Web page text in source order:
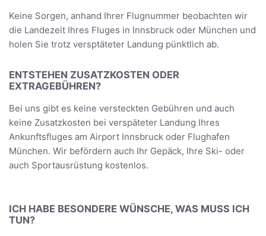
Keine Sorgen, anhand Ihrer Flugnummer beobachten wir
die Landezeit Ihres Fluges in Innsbruck oder München und
holen Sie trotz versptäteter Landung pünktlich ab.
ENTSTEHEN ZUSATZKOSTEN ODER
EXTRAGEBÜHREN?
Bei uns gibt es keine versteckten Gebühren und auch
keine Zusatzkosten bei verspäteter Landung Ihres
Ankunftsfluges am Airport Innsbruck oder Flughafen
München. Wir befördern auch Ihr Gepäck, Ihre Ski- oder
auch Sportausrüstung kostenlos.
ICH HABE BESONDERE WÜNSCHE, WAS MUSS ICH
TUN?